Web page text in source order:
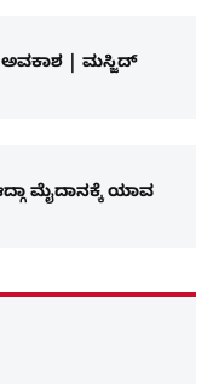
ಅವಕಾಶ | ಮಸ್ಜಿದ್‌
ಮೈದಾನಕ್ಕೆ ಯಾವ